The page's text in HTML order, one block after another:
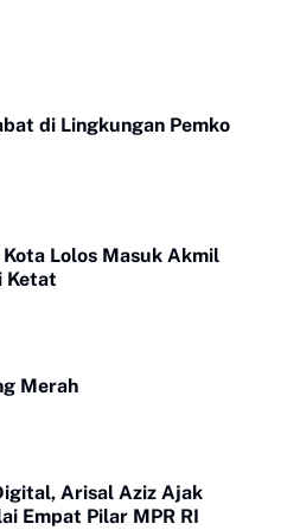
di Lingkungan Pemko
Lolos Masuk Akmil
Ketat
Merah
Arisal Aziz Ajak
Empat Pilar MPR RI